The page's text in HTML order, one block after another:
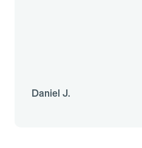
Daniel J.